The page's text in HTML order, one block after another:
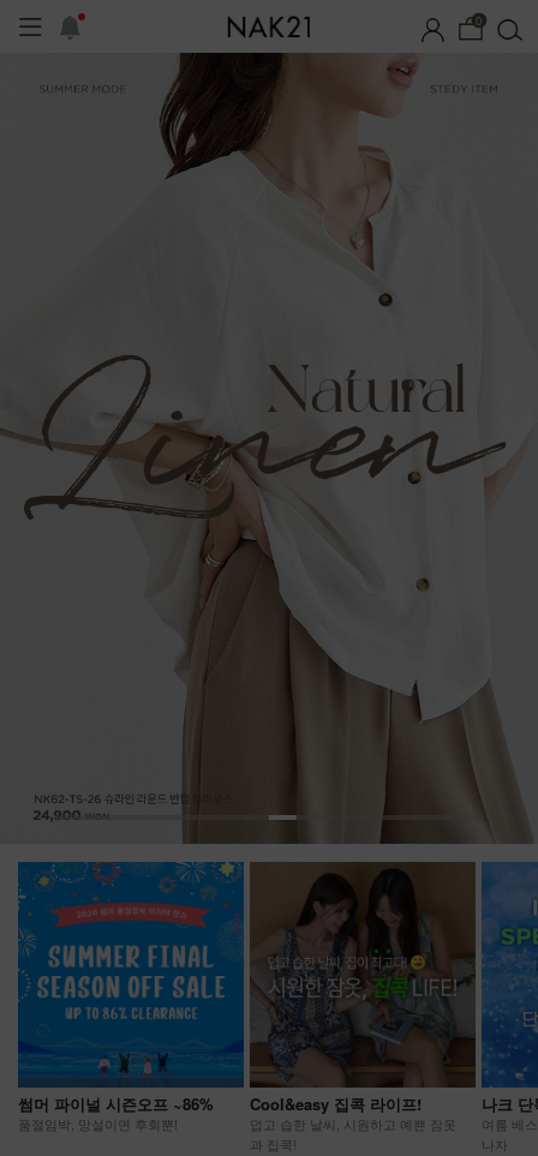
0
세트 자체제작 여름 잠옷
썸머 파이널 시즌오프 ~86%
품절임박, 망설이면 후회뿐!
Cool&easy 집콕 라이프!
덥고 습한 날씨, 시원하고 예쁜 잠옷
과 집콕!
나크
여름 베
나자